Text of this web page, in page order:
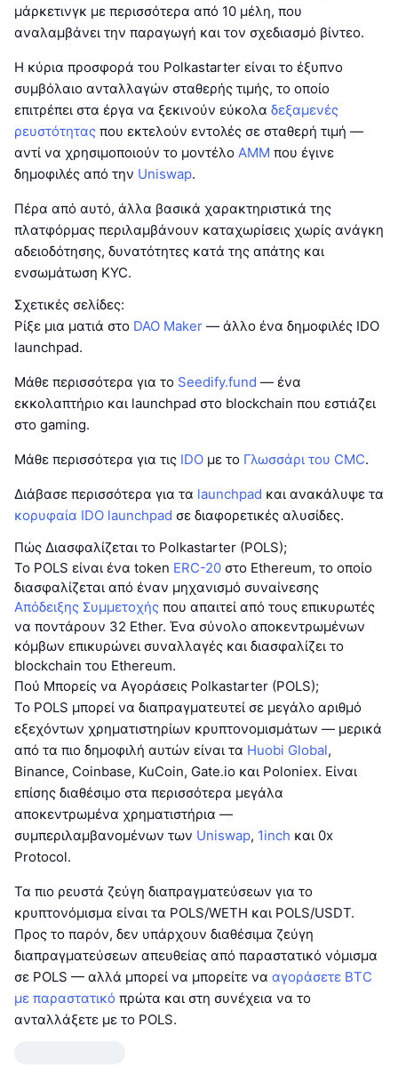
μάρκετινγκ με περισσότερα από 10 μέλη, που
αναλαμβάνει την παραγωγή και τον σχεδιασμό βίντεο.
Η κύρια προσφορά του Polkastarter είναι το έξυπνο
συμβόλαιο ανταλλαγών σταθερής τιμής, το οποίο
επιτρέπει στα έργα να ξεκινούν εύκολα δεξαμενές
ρευστότητας που εκτελούν εντολές σε σταθερή τιμή —
αντί να χρησιμοποιούν το μοντέλο AMM που έγινε
δημοφιλές από την Uniswap.
Πέρα από αυτό, άλλα βασικά χαρακτηριστικά της
πλατφόρμας περιλαμβάνουν καταχωρίσεις χωρίς ανάγκη
αδειοδότησης, δυνατότητες κατά της απάτης και
ενσωμάτωση KYC.
Σχετικές σελίδες:
Ρίξε μια ματιά στο DAO Maker — άλλο ένα δημοφιλές IDO
launchpad.
Μάθε περισσότερα για το Seedify.fund — ένα
εκκολαπτήριο και launchpad στο blockchain που εστιάζει
στο gaming.
Μάθε περισσότερα για τις IDO με το Γλωσσάρι του CMC.
Διάβασε περισσότερα για τα launchpad και ανακάλυψε τα
κορυφαία IDO launchpad σε διαφορετικές αλυσίδες.
Πώς Διασφαλίζεται το Polkastarter (POLS);
Το POLS είναι ένα token ERC-20 στο Ethereum, το οποίο
διασφαλίζεται από έναν μηχανισμό συναίνεσης
Απόδειξης Συμμετοχής που απαιτεί από τους επικυρωτές
να ποντάρουν 32 Ether. Ένα σύνολο αποκεντρωμένων
κόμβων επικυρώνει συναλλαγές και διασφαλίζει το
blockchain του Ethereum.
Πού Μπορείς να Αγοράσεις Polkastarter (POLS);
Το POLS μπορεί να διαπραγματευτεί σε μεγάλο αριθμό
εξεχόντων χρηματιστηρίων κρυπτονομισμάτων — μερικά
από τα πιο δημοφιλή αυτών είναι τα Huobi Global,
Binance, Coinbase, KuCoin, Gate.io και Poloniex. Είναι
επίσης διαθέσιμο στα περισσότερα μεγάλα
αποκεντρωμένα χρηματιστήρια —
συμπεριλαμβανομένων των Uniswap, 1inch και 0x
Protocol.
Τα πιο ρευστά ζεύγη διαπραγματεύσεων για το
κρυπτονόμισμα είναι τα POLS/WETH και POLS/USDT.
Προς το παρόν, δεν υπάρχουν διαθέσιμα ζεύγη
διαπραγματεύσεων απευθείας από παραστατικό νόμισμα
σε POLS — αλλά μπορεί να μπορείτε να αγοράσετε BTC
με παραστατικό πρώτα και στη συνέχεια να το
ανταλλάξετε με το POLS.